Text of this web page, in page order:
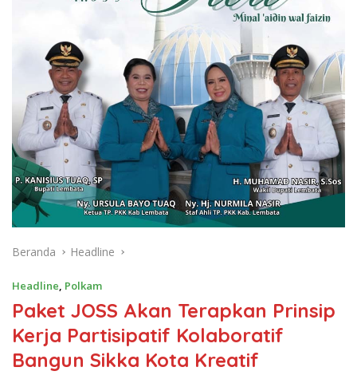
Beranda Headline
Headline, Polkam
Paket JOSS Akan Terapkan Prinsip
Kerja Partisipatif Kolaboratif
Bangun Sikka Kota Kreatif